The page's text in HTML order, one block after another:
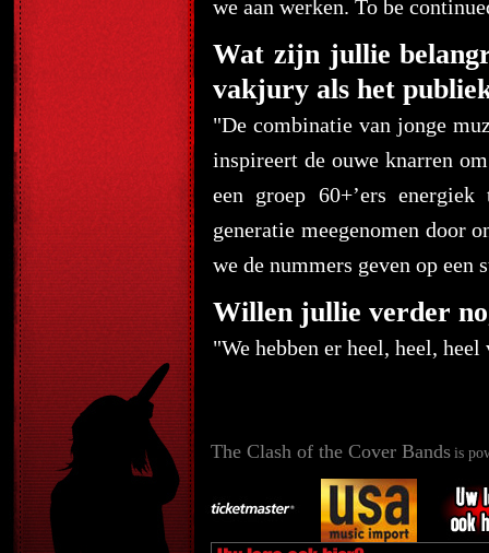
we aan werken. To be
Wat zijn jullie
vakjury als het
"De combinatie van jonge
inspireert de ouwe knarren
een groep 60+’ers
generatie meegenomen door
we de nummers geven op
Willen jullie verder
"We hebben er heel, heel,
The Clash of the Cover Bands is